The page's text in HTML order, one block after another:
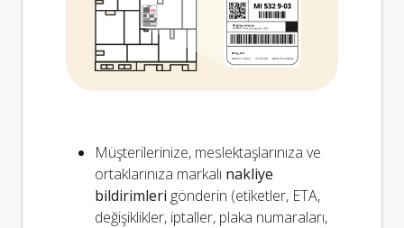
Müşterilerinize, meslektaşlarınıza ve
ortaklarınıza markalı nakliye
bildirimleri gönderin (etiketler, ETA,
değişiklikler, iptaller, plaka numaraları,